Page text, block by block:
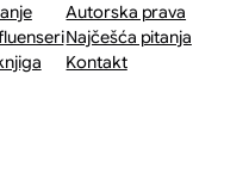
Autorska prava
Najčešća pitanja
Kontakt